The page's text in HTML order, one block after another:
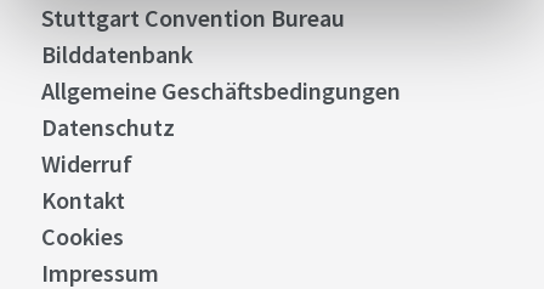
Stuttgart Convention Bureau
Bilddatenbank
Allgemeine Geschäftsbedingungen
Datenschutz
Widerruf
Kontakt
Cookies
Impressum